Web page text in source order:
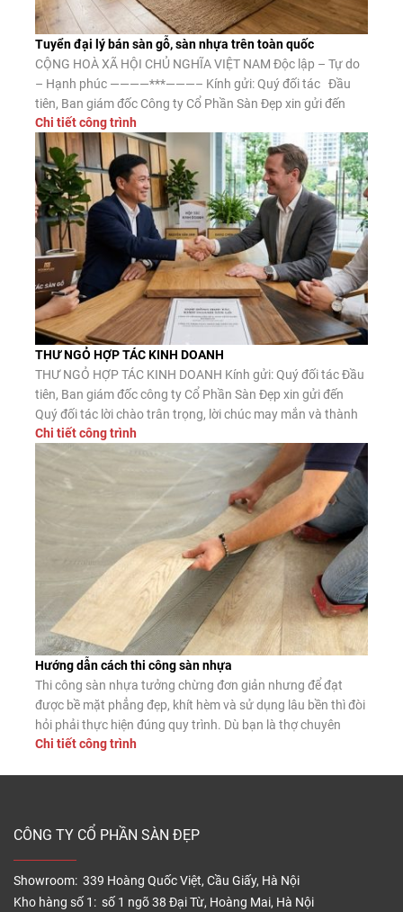
Tuyển đại lý bán sàn gỗ, sàn nhựa trên toàn quốc
CỘNG HOÀ XÃ HỘI CHỦ NGHĨA VIỆT NAM Độc lập – Tự do
– Hạnh phúc ————***———– Kính gửi: Quý đối tác Đầu
tiên, Ban giám đốc Công ty Cổ Phần Sàn Đẹp xin gửi đến
Quý đối tác lời chào trân trọng, lời chúc may mắn và thành
công. Công ty CP Sàn […]
Chi tiết công trình
THƯ NGỎ HỢP TÁC KINH DOANH
THƯ NGỎ HỢP TÁC KINH DOANH Kính gửi: Quý đối tác Đầu
tiên, Ban giám đốc công ty Cổ Phần Sàn Đẹp xin gửi đến
Quý đối tác lời chào trân trọng, lời chúc may mắn và thành
công. Công ty CP Sàn Đẹp là đơn vị nhập khẩu, phân phối
sàn gỗ công nghiệp, […]
Chi tiết công trình
Hướng dẫn cách thi công sàn nhựa
Thi công sàn nhựa tưởng chừng đơn giản nhưng để đạt
được bề mặt phẳng đẹp, khít hèm và sử dụng lâu bền thì đòi
hỏi phải thực hiện đúng quy trình. Dù bạn là thợ chuyên
nghiệp hay tự lát tại nhà, nắm vững các bước lắp đặt chuẩn
Chi tiết công trình
CÔNG TY CỔ PHẦN SÀN ĐẸP
Showroom: 339 Hoàng Quốc Việt, Cầu Giấy, Hà Nội
Kho hàng số 1: số 1 ngõ 38 Đại Từ, Hoàng Mai, Hà Nội